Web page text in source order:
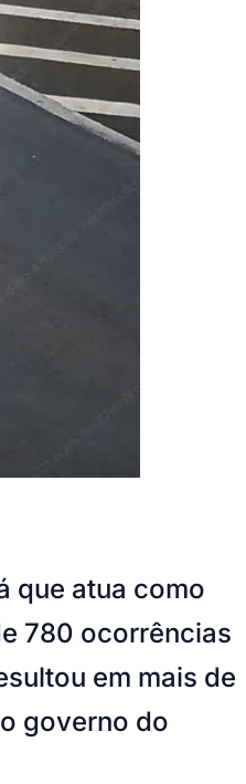
São Roque
que atua como
780 ocorrências
em mais de
governo do